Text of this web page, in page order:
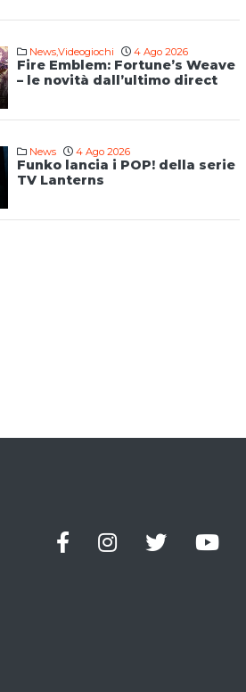
News,Videogiochi 4 Ago 2026
Fire Emblem: Fortune’s Weave
– le novità dall’ultimo direct
News 4 Ago 2026
Funko lancia i POP! della serie
TV Lanterns